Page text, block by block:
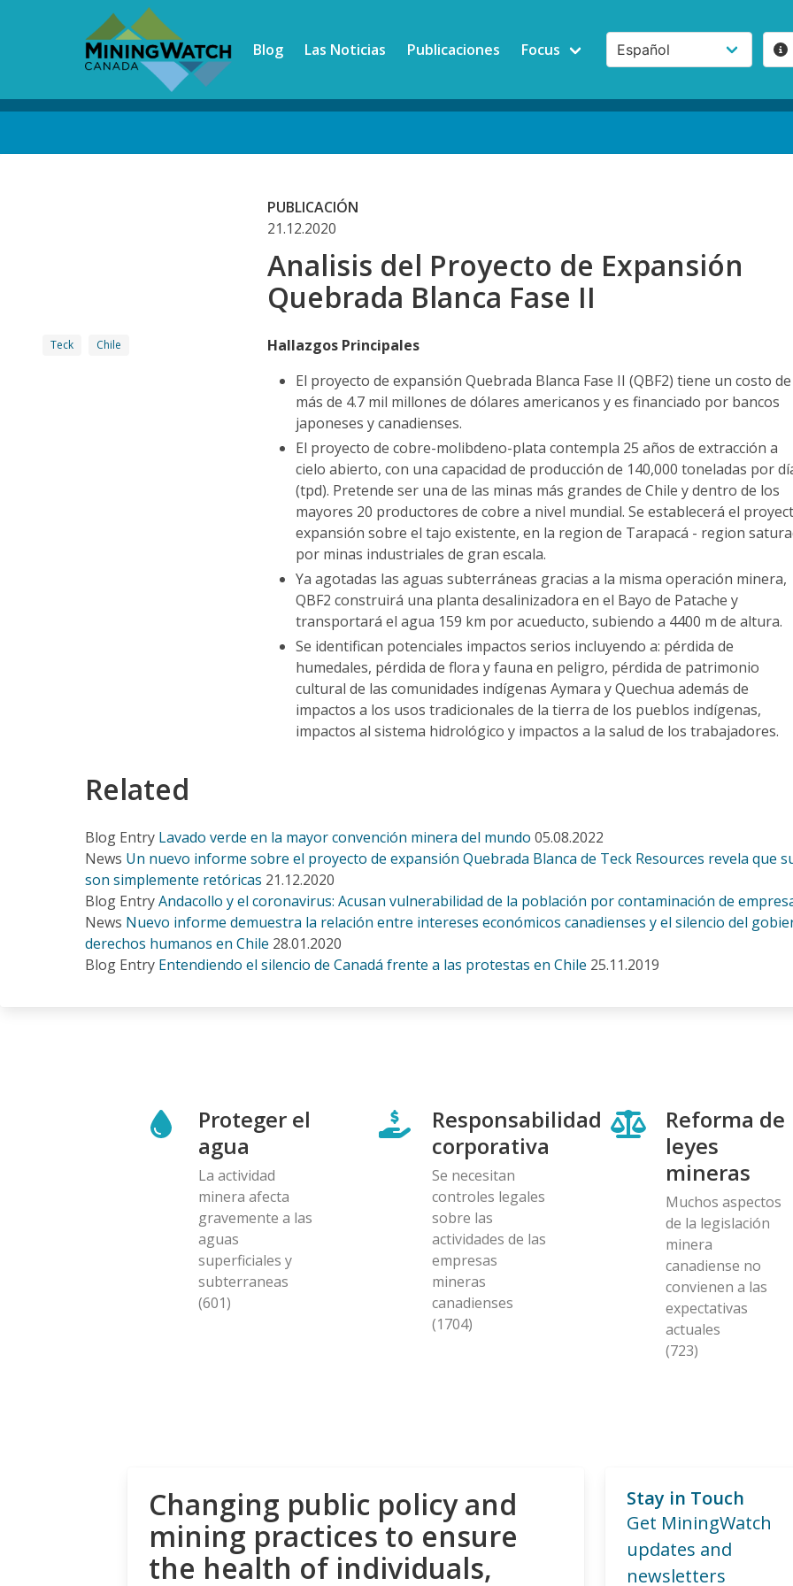
Blog Las Noticias Publicaciones Focus
PUBLICACIÓN
21.12.2020
Analisis del Proyecto de Expansión
Quebrada Blanca Fase II
Teck Chile
Hallazgos Principales
El proyecto de expansión Quebrada Blanca Fase II (QBF2) tiene un costo de
más de 4.7 mil millones de dólares americanos y es financiado por bancos
japoneses y canadienses.
El proyecto de cobre-molibdeno-plata contempla 25 años de extracción a
cielo abierto, con una capacidad de producción de 140,000 toneladas por
(tpd). Pretende ser una de las minas más grandes de Chile y dentro de los
mayores 20 productores de cobre a nivel mundial. Se establecerá el
expansión sobre el tajo existente, en la region de Tarapacá - region
por minas industriales de gran escala.
Ya agotadas las aguas subterráneas gracias a la misma operación minera,
QBF2 construirá una planta desalinizadora en el Bayo de Patache y
transportará el agua 159 km por acueducto, subiendo a 4400 m de altura.
Se identifican potenciales impactos serios incluyendo a: pérdida de
humedales, pérdida de flora y fauna en peligro, pérdida de patrimonio
cultural de las comunidades indígenas Aymara y Quechua además de
impactos a los usos tradicionales de la tierra de los pueblos indígenas,
impactos al sistema hidrológico y impactos a la salud de los trabajadores.
Related
Blog Entry Lavado verde en la mayor convención minera del mundo 05.08.2022
News Un nuevo informe sobre el proyecto de expansión Quebrada Blanca de Teck Resources revela que
son simplemente retóricas 21.12.2020
Blog EntryAndacollo y el coronavirus: Acusan vulnerabilidad de la población por contaminación de
News Nuevo informe demuestra la relación entre intereses económicos canadienses y el silencio del
derechos humanos en Chile 28.01.2020
Blog Entry Entendiendo el silencio de Canadá frente a las protestas en Chile 25.11.2019
Proteger el
agua
La actividad
minera afecta
gravemente a las
aguas
superficiales y
subterraneas
(601)
Responsabilidad
corporativa
Se necesitan
controles legales
sobre las
actividades de las
empresas
mineras
canadienses
(1704)
Reforma de
leyes
mineras
Muchos aspectos
de la legislación
minera
canadiense no
convienen a las
expectativas
actuales
(723)
Changing public policy and
mining practices to ensure
the health of individuals,
Stay in Touch
Get MiningWatch
updates and
newsletters